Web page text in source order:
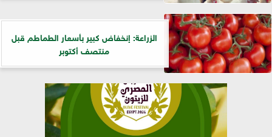
الزراعة: إنخفاض كبير بأسعار الطماطم قبل
منتصف أكتوبر